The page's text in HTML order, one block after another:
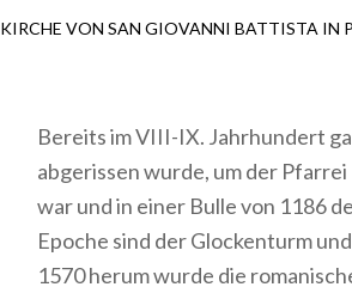
KIRCHE VON SAN GIOVANNI BATTISTA IN
Bereits im VIII-IX. Jahrhundert
abgerissen wurde, um der
war und in einer Bulle von 1186
Epoche sind der Glockenturm
1570 herum wurde die